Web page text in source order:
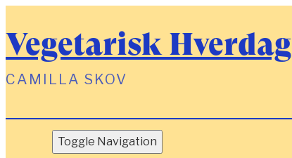
Vegetarisk Hverdag
CAMILLA SKOV
Toggle Navigation